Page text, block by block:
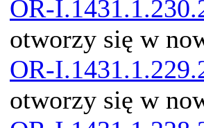
OR-
otworzy się w
OR-
otworzy się w